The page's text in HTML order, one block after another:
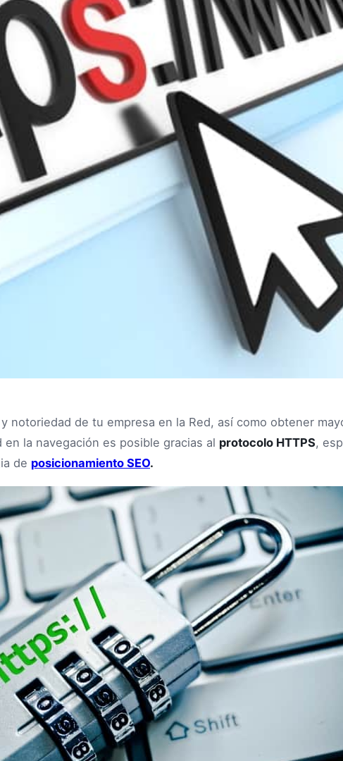
notoriedad de tu empresa en la Red, así como obtener
en la navegación es posible gracias al protocolo HTTPS,
de posicionamiento SEO.